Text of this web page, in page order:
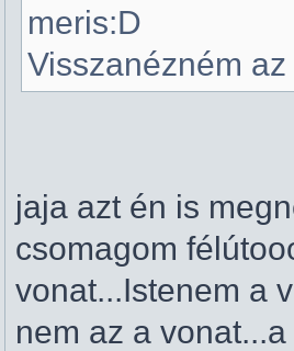
meris:D
Visszanézném
jaja azt én is
csomagom
vonat...Istenem a
nem az a